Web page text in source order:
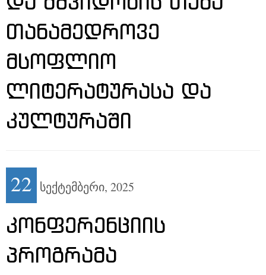
ᲗᲐᲜᲐᲛᲔᲓᲠᲝᲕᲔ
ᲛᲡᲝᲤᲚᲘᲝ
ᲚᲘᲢᲔᲠᲐᲢᲣᲠᲐᲡᲐ ᲓᲐ
ᲙᲣᲚᲢᲣᲠᲐᲨᲘ
22 სექტემბერი, 2025
ᲙᲝᲜᲤᲔᲠᲔᲜᲪᲘᲘᲡ
ᲞᲠᲝᲒᲠᲐᲛᲐ